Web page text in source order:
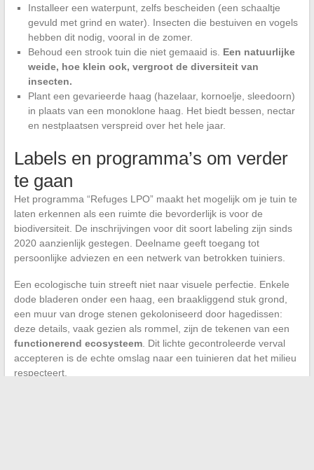
Installeer een waterpunt, zelfs bescheiden (een schaaltje
gevuld met grind en water). Insecten die bestuiven en vogels
hebben dit nodig, vooral in de zomer.
Behoud een strook tuin die niet gemaaid is. Een natuurlijke
weide, hoe klein ook, vergroot de diversiteit van
insecten.
Plant een gevarieerde haag (hazelaar, kornoelje, sleedoorn)
in plaats van een monoklone haag. Het biedt bessen, nectar
en nestplaatsen verspreid over het hele jaar.
Labels en programma’s om verder
te gaan
Het programma “Refuges LPO” maakt het mogelijk om je tuin te
laten erkennen als een ruimte die bevorderlijk is voor de
biodiversiteit. De inschrijvingen voor dit soort labeling zijn sinds
2020 aanzienlijk gestegen. Deelname geeft toegang tot
persoonlijke adviezen en een netwerk van betrokken tuiniers.
Een ecologische tuin streeft niet naar visuele perfectie. Enkele
dode bladeren onder een haag, een braakliggend stuk grond,
een muur van droge stenen gekoloniseerd door hagedissen:
deze details, vaak gezien als rommel, zijn de tekenen van een
functionerend ecosysteem. Dit lichte gecontroleerde verval
accepteren is de echte omslag naar een tuinieren dat het milieu
respecteert.